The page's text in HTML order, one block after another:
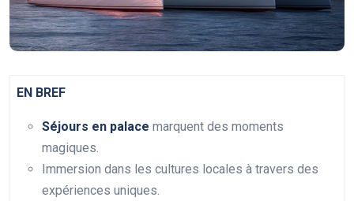
EN BREF
Séjours en palace marquent des moments
magiques.
Immersion dans les cultures locales à travers des
expériences uniques.